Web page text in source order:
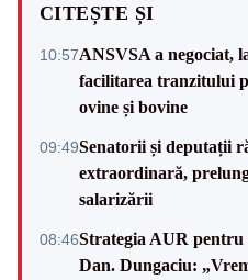
CITEȘTE ȘI
10:57ANSVSA a negociat,
facilitarea tranzitului
ovine și bovine
09:49Senatorii și deputații
extraordinară,
salarizării
08:46Strategia AUR pentru
Dan. Dungaciu: